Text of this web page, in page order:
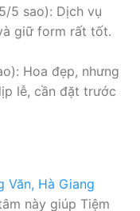
5 sao): Dịch vụ
giữ form rất tốt.
Hoa đẹp, nhưng
lễ, cần đặt trước
Văn, Hà Giang
này giúp Tiệm